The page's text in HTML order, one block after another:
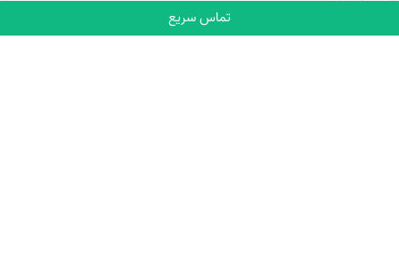
کرکره برقی دیگر تنها یک تجهیز برای باز و بسته
تماس سریع